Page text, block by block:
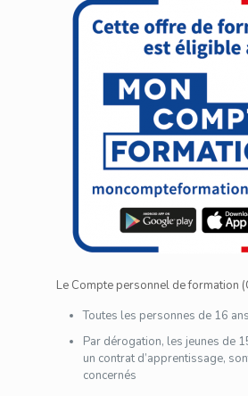
Le Compte personnel de formation
Toutes les personnes de 16
Par dérogation, les jeunes de
un contrat d’apprentissage,
concernés